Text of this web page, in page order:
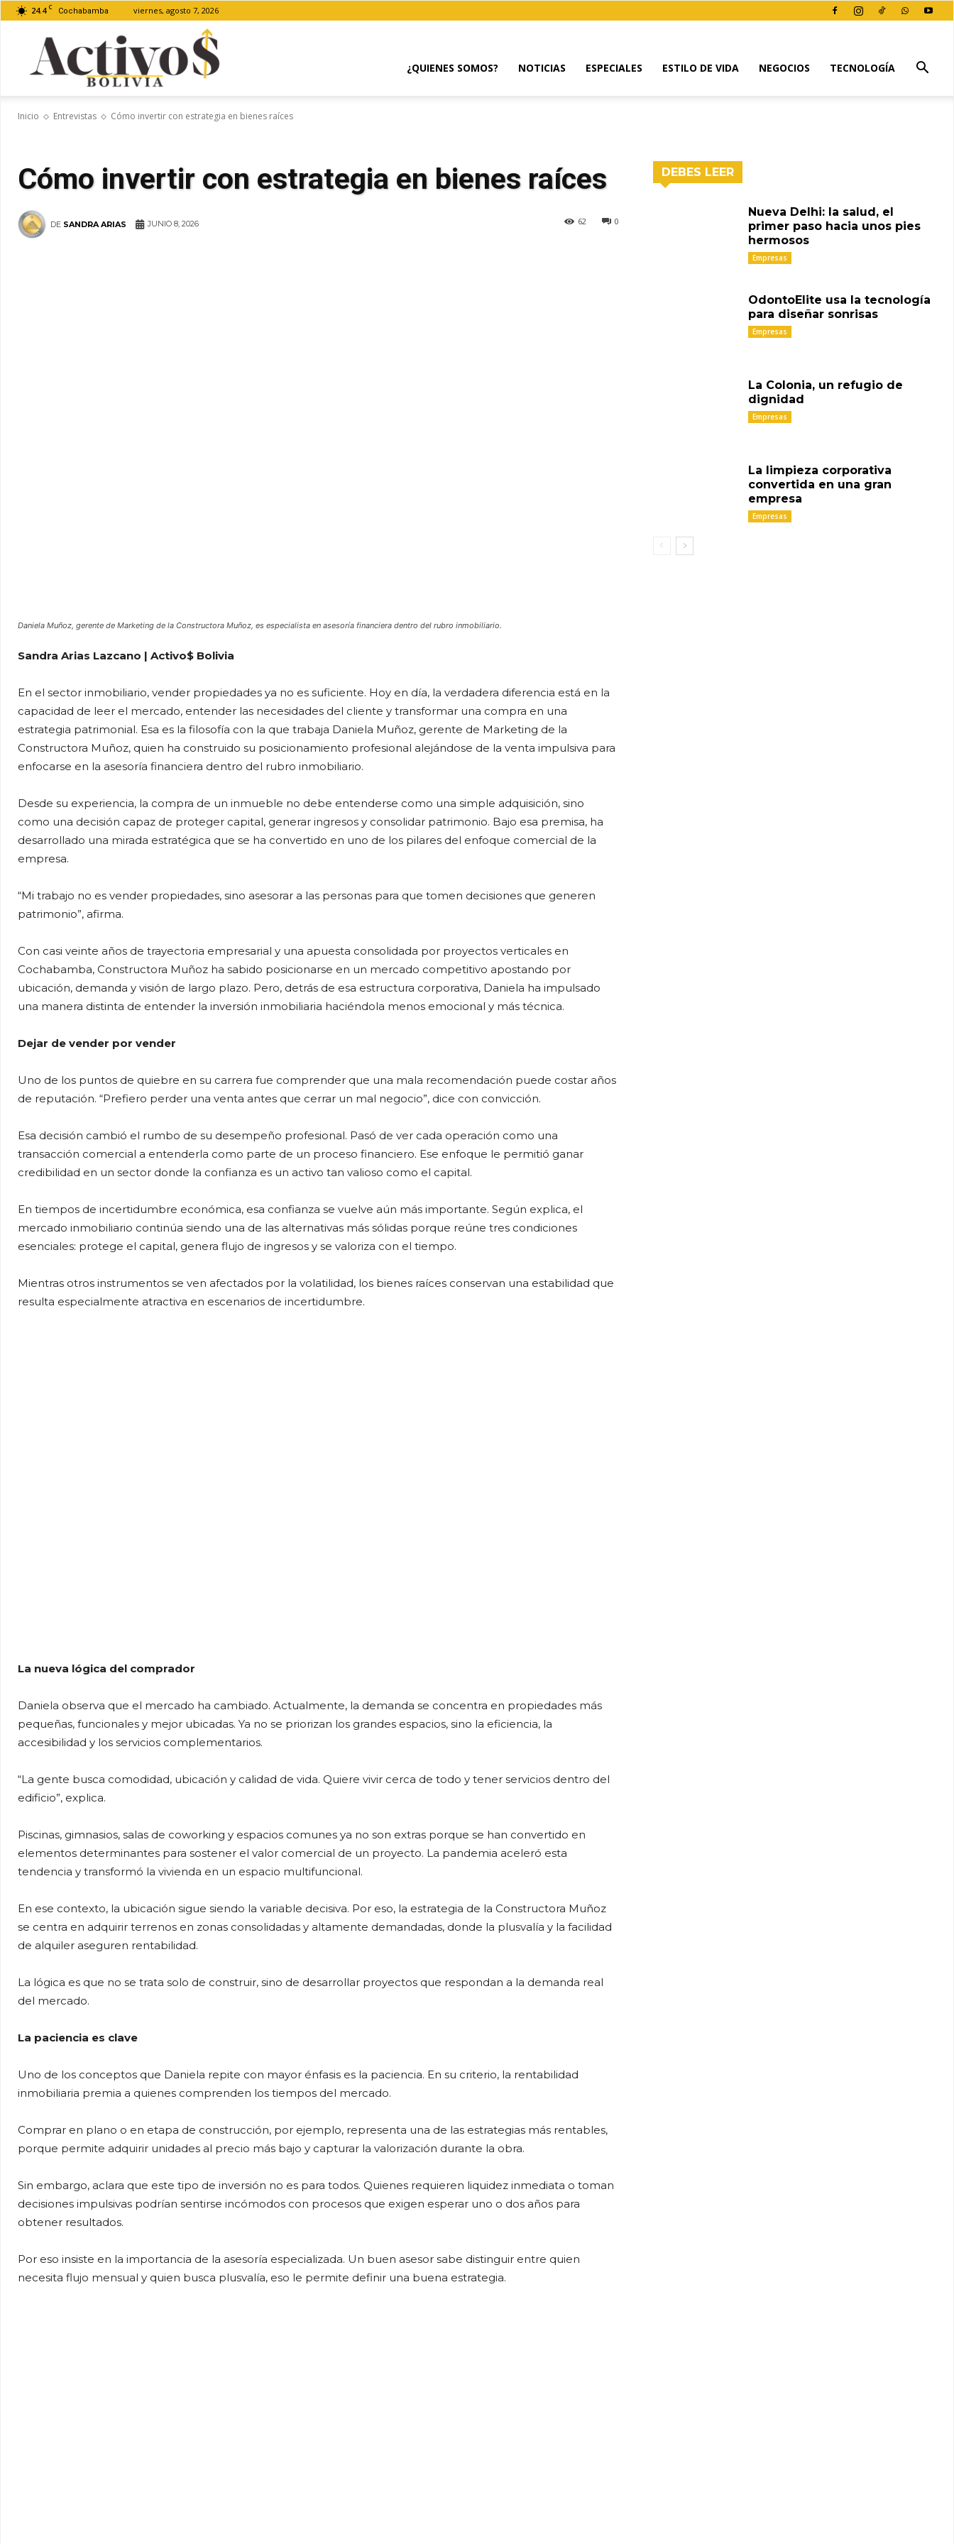
24.4 C Cochabamba viernes, agosto 7, 2026
¿QUIENES SOMOS? NOTICIAS ESPECIALES ESTILO DE VIDA NEGOCIOS TECNOLOGÍA
Inicio Entrevistas Cómo invertir con estrategia en bienes raíces
Cómo invertir con estrategia en bienes raíces
DE SANDRA ARIAS 0
62
JUNIO 8, 2026
Daniela Muñoz, gerente de Marketing de la Constructora Muñoz, es especialista en asesoría financiera dentro del rubro inmobiliario.
Sandra Arias Lazcano | Activo$ Bolivia
En el sector inmobiliario, vender propiedades ya no es suficiente. Hoy en día, la verdadera diferencia está en la
capacidad de leer el mercado, entender las necesidades del cliente y transformar una compra en una
estrategia patrimonial. Esa es la filosofía con la que trabaja Daniela Muñoz, gerente de Marketing de la
Constructora Muñoz, quien ha construido su posicionamiento profesional alejándose de la venta impulsiva para
enfocarse en la asesoría financiera dentro del rubro inmobiliario.
Desde su experiencia, la compra de un inmueble no debe entenderse como una simple adquisición, sino
como una decisión capaz de proteger capital, generar ingresos y consolidar patrimonio. Bajo esa premisa, ha
desarrollado una mirada estratégica que se ha convertido en uno de los pilares del enfoque comercial de la
empresa.
“Mi trabajo no es vender propiedades, sino asesorar a las personas para que tomen decisiones que generen
patrimonio”, afirma.
Con casi veinte años de trayectoria empresarial y una apuesta consolidada por proyectos verticales en
Cochabamba, Constructora Muñoz ha sabido posicionarse en un mercado competitivo apostando por
ubicación, demanda y visión de largo plazo. Pero, detrás de esa estructura corporativa, Daniela ha impulsado
una manera distinta de entender la inversión inmobiliaria haciéndola menos emocional y más técnica.
Dejar de vender por vender
Uno de los puntos de quiebre en su carrera fue comprender que una mala recomendación puede costar años
de reputación. “Prefiero perder una venta antes que cerrar un mal negocio”, dice con convicción.
Esa decisión cambió el rumbo de su desempeño profesional. Pasó de ver cada operación como una
transacción comercial a entenderla como parte de un proceso financiero. Ese enfoque le permitió ganar
credibilidad en un sector donde la confianza es un activo tan valioso como el capital.
En tiempos de incertidumbre económica, esa confianza se vuelve aún más importante. Según explica, el
mercado inmobiliario continúa siendo una de las alternativas más sólidas porque reúne tres condiciones
esenciales: protege el capital, genera flujo de ingresos y se valoriza con el tiempo.
Mientras otros instrumentos se ven afectados por la volatilidad, los bienes raíces conservan una estabilidad que
resulta especialmente atractiva en escenarios de incertidumbre.
La nueva lógica del comprador
Daniela observa que el mercado ha cambiado. Actualmente, la demanda se concentra en propiedades más
pequeñas, funcionales y mejor ubicadas. Ya no se priorizan los grandes espacios, sino la eficiencia, la
accesibilidad y los servicios complementarios.
“La gente busca comodidad, ubicación y calidad de vida. Quiere vivir cerca de todo y tener servicios dentro del
edificio”, explica.
Piscinas, gimnasios, salas de coworking y espacios comunes ya no son extras porque se han convertido en
elementos determinantes para sostener el valor comercial de un proyecto. La pandemia aceleró esta
tendencia y transformó la vivienda en un espacio multifuncional.
En ese contexto, la ubicación sigue siendo la variable decisiva. Por eso, la estrategia de la Constructora Muñoz
se centra en adquirir terrenos en zonas consolidadas y altamente demandadas, donde la plusvalía y la facilidad
de alquiler aseguren rentabilidad.
La lógica es que no se trata solo de construir, sino de desarrollar proyectos que respondan a la demanda real
del mercado.
La paciencia es clave
Uno de los conceptos que Daniela repite con mayor énfasis es la paciencia. En su criterio, la rentabilidad
inmobiliaria premia a quienes comprenden los tiempos del mercado.
Comprar en plano o en etapa de construcción, por ejemplo, representa una de las estrategias más rentables,
porque permite adquirir unidades al precio más bajo y capturar la valorización durante la obra.
Sin embargo, aclara que este tipo de inversión no es para todos. Quienes requieren liquidez inmediata o toman
decisiones impulsivas podrían sentirse incómodos con procesos que exigen esperar uno o dos años para
obtener resultados.
Por eso insiste en la importancia de la asesoría especializada. Un buen asesor sabe distinguir entre quien
necesita flujo mensual y quien busca plusvalía, eso le permite definir una buena estrategia.
DEBES LEER
Nueva Delhi: la salud, el
primer paso hacia unos pies
hermosos
Empresas
OdontoElite usa la tecnología
para diseñar sonrisas
Empresas
La Colonia, un refugio de
dignidad
Empresas
La limpieza corporativa
convertida en una gran
empresa
Empresas